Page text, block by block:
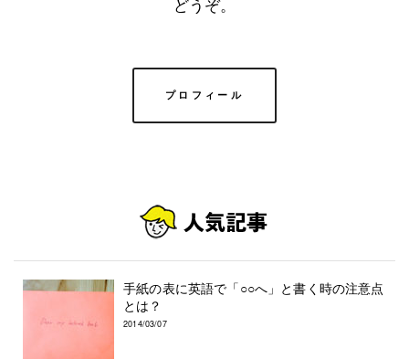
プロフィール
手紙の表に英語で「○○へ」と書く時の注意点
とは？
2014/03/07